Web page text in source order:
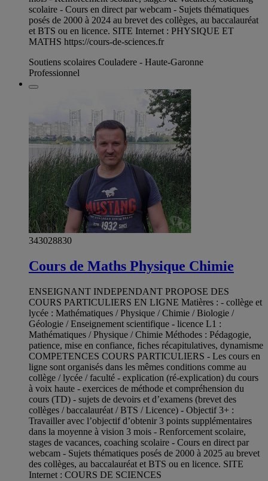
scolaire - Cours en direct par webcam - Sujets thématiques
posés de 2000 à 2024 au brevet des collèges, au baccalauréat
et BTS ou en licence. SITE Internet : PHYSIQUE ET
MATHS https://cours-de-sciences.fr
Soutiens scolaires Couladere - Haute-Garonne
Professionnel
343028830
Cours de Maths Physique Chimie
ENSEIGNANT INDEPENDANT PROPOSE DES
COURS PARTICULIERS EN LIGNE Matières : - collège et
lycée : Mathématiques / Physique / Chimie / Biologie /
Géologie / Enseignement scientifique - licence L1 :
Mathématiques / Physique / Chimie Méthodes : Pédagogie,
patience, mise en confiance, fiches récapitulatives, dynamisme
COMPETENCES COURS PARTICULIERS - Les cours en
ligne sont organisés dans les mêmes conditions comme au
collège / lycée / faculté - explication (ré-explication) du cours
à voix haute - exercices de méthode et compréhension du
cours (TD) - sujets de devoirs et d’examens (brevet des
collèges / baccalauréat / BTS / Licence) - Objectif 3+ :
Travailler avec l’objectif d’obtenir 3 points supplémentaires
dans la moyenne à vision 3 mois - Renforcement scolaire,
stages de vacances, coaching scolaire - Cours en direct par
webcam - Sujets thématiques posés de 2000 à 2025 au brevet
des collèges, au baccalauréat et BTS ou en licence. SITE
Internet : COURS DE SCIENCES